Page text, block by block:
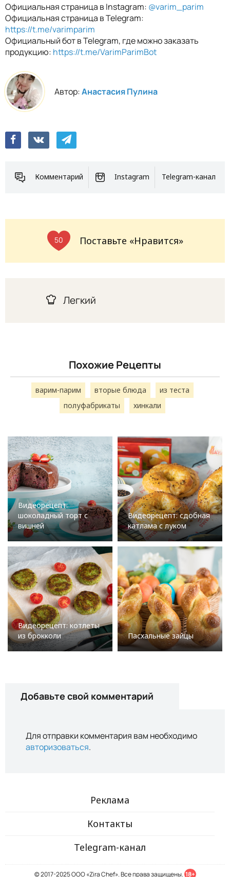
Официальная страница в Instagram: @varim_parim
Официальная страница в Telegram:
https://t.me/varimparim
Официальный бот в Telegram, где можно заказать
продукцию: https://t.me/VarimParimBot
Автор:Анастасия Пулина
Комментарий Instagram Telegram-канал
50 Поставьте «Нравится»
Легкий
Похожие Рецепты
варим-парим вторые блюда
из теста
полуфабрикаты
хинкали
Видеорецепт:
шоколадный торт с
вишней
Видеорецепт: сдобная
катлама с луком
Видеорецепт: котлеты
из брокколи
Пасхальные зайцы
Добавьте свой комментарий
Для отправки комментария вам необходимо
авторизоваться.
Реклама
Контакты
Telegram-канал
© 2017-2025 ООО «Zira Chef». Все права защищены. 18+